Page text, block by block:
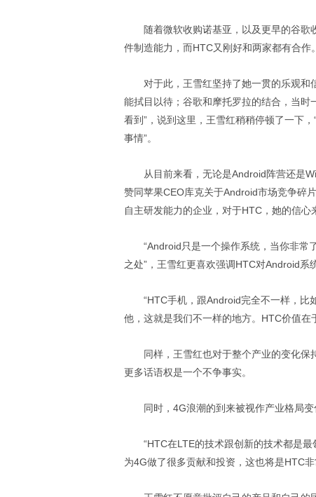
随着微软收购诺基亚，以及更早的谷
件制造能力，而HTC又刚好和两家都有合作。
对于此，王雪红坚持了她一贯的乐观和
能拭目以待；谷歌和摩托罗拉的结合，当
看到”，说到这里，王雪红稍稍停顿了一下
事情”。
从目前来看，无论是Android阵营还是
赞同苹果CEO库克关于Android市场竞争碎
自主研发能力的企业，对于HTC，她的信心
“Android只是一个操作系统，当你非常
之处”，王雪红更喜欢强调HTC对Android系
“HTC手机，跟Android完全不一样，
他，这就是我们不一样的地方。HTC价值
同样，王雪红也对于整个产业的变化
更多话语权是一个不争事实。
同时，4G浪潮的到来被视作产业格局变
“HTC在LTE的技术跟创新的技术都是
为4G做了很多贡献和投资，这也将是HTC非